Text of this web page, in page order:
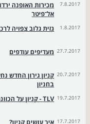
7.8.2017
אל־פיטר
1.8.2017 גזית גלוב צפויה
27.7.2017 מעדיפים עודפים
20.7.2017 קניון גירון החדש
בחניון
19.7.2017 TLV - קניון על הכוונת
17.7.2017 איך עושים קניון?